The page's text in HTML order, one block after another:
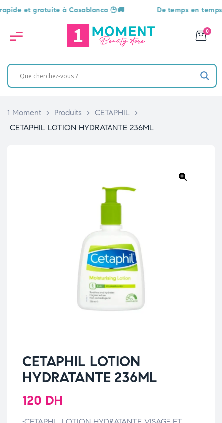
et gratuite à Casablanca 🕒🚚 De temps en temps,
0
1 Moment > Produits > CETAPHIL >
CETAPHIL LOTION HYDRATANTE 236ML
CETAPHIL LOTION
HYDRATANTE 236ML
120 DH